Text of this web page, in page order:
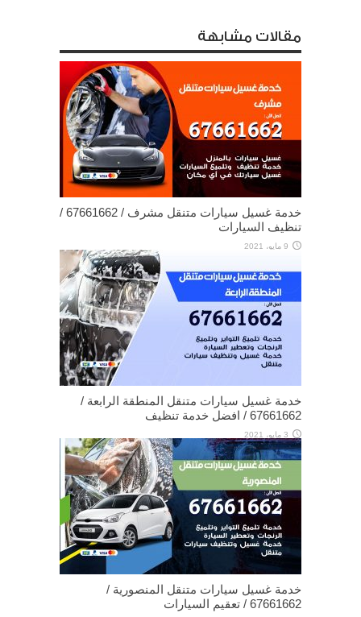
مقالات مشابهة
خدمة غسيل سيارات متنقل مشرف / 67661662 /
تنظيف السيارات
9 مايو، 2021
خدمة غسيل سيارات متنقل المنطقة الرابعة /
67661662 / افضل خدمة تنظيف
3 مايو، 2021
خدمة غسيل سيارات متنقل المنصورية /
67661662 / تعقيم السيارات